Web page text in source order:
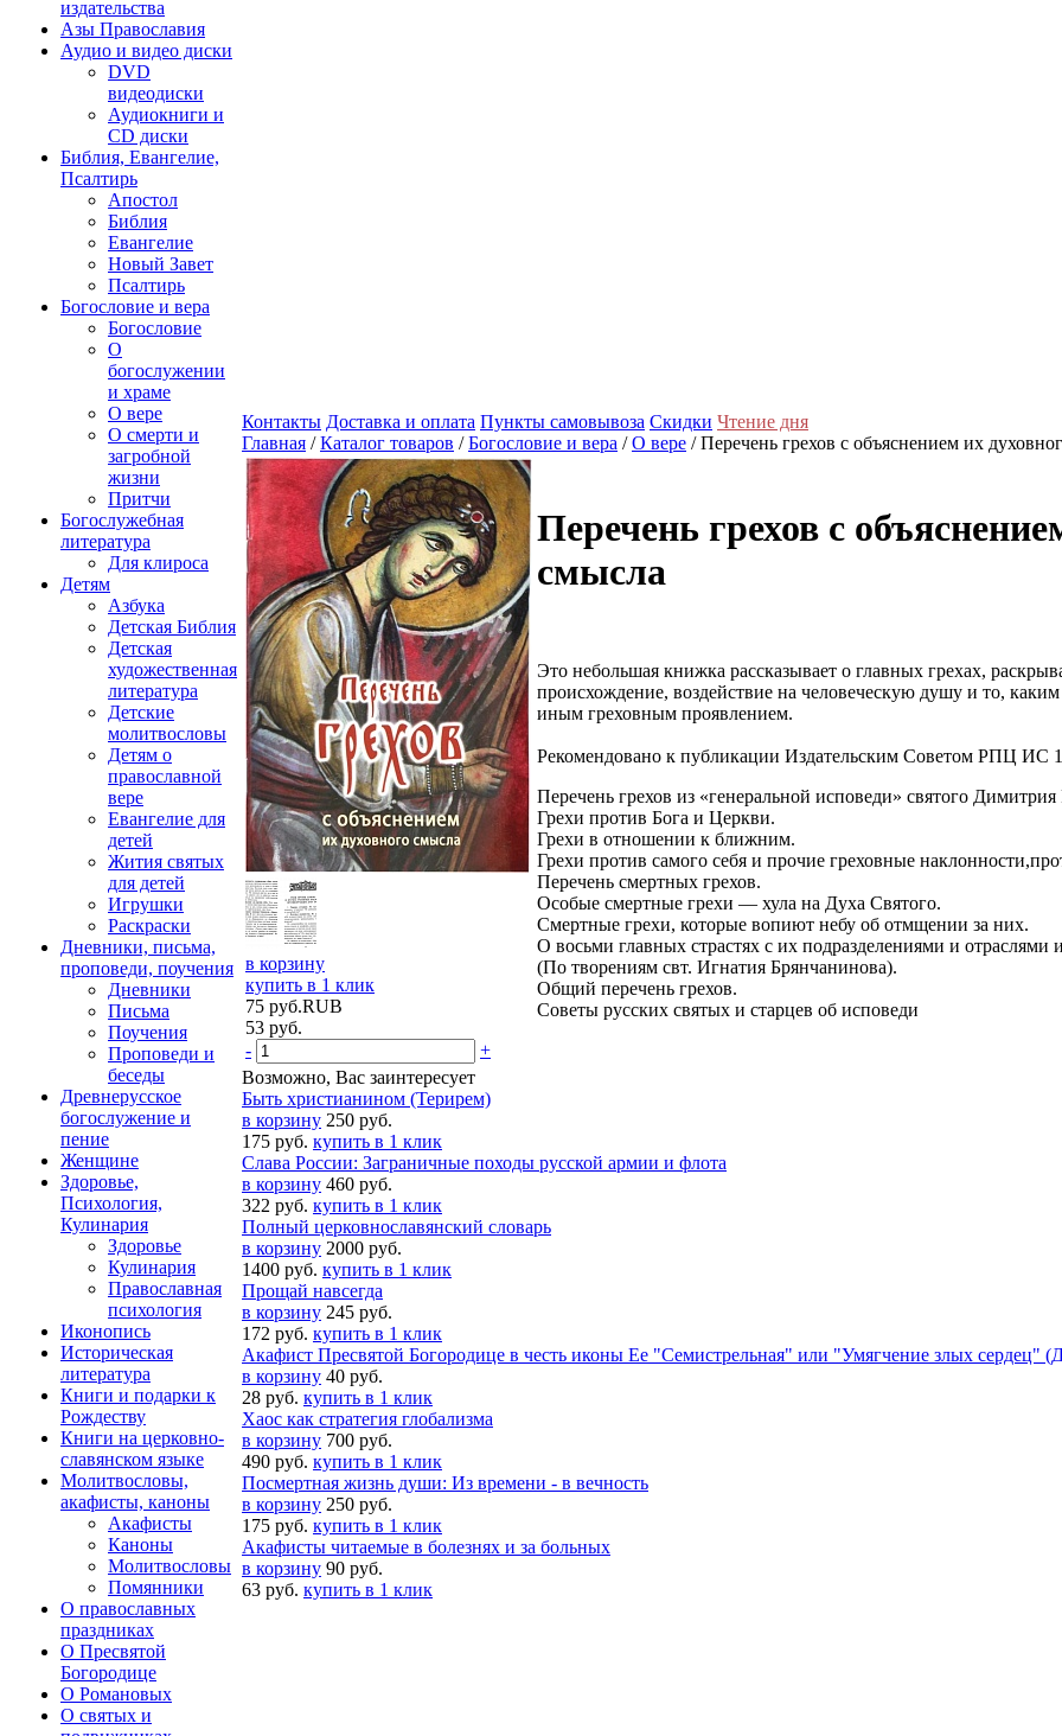
издательства
Азы Православия
Аудио и видео диски
DVD
видеодиски
Аудиокниги и
CD диски
Библия, Евангелие,
Псалтирь
Апостол
Библия
Евангелие
Новый Завет
Псалтирь
Богословие и вера
Богословие
О
богослужении
и храме
О вере
О смерти и
загробной
жизни
Притчи
Богослужебная
литература
Для клироса
Детям
Азбука
Детская Библия
Детская
художественная
литература
Детские
молитвословы
Детям о
православной
вере
Евангелие для
детей
Жития святых
для детей
Игрушки
Раскраски
Дневники, письма,
проповеди, поучения
Дневники
Письма
Поучения
Проповеди и
беседы
Древнерусское
богослужение и
пение
Женщине
Здоровье,
Психология,
Кулинария
Здоровье
Кулинария
Православная
психология
Иконопись
Историческая
литература
Книги и подарки к
Рождеству
Книги на церковно-
славянском языке
Молитвословы,
акафисты, каноны
Акафисты
Каноны
Молитвословы
Помянники
О православных
праздниках
О Пресвятой
Богородице
О Романовых
О святых и
Контакты Доставка и оплата Пункты самовывоза Скидки Чтение дня
Главная /Каталог товаров /Богословие и вера /О вере / Перечень грехов с объяснением их
в корзину
купить в 1 клик
75 руб.RUB
53 руб.
-
+
Перечень грехов с
смысла
Это небольшая книжка рассказывает о главных грехах,
происхождение, воздействие на человеческую душу и то,
иным греховным проявлением.
Рекомендовано к публикации Издательским Советом РПЦ ИС
Перечень грехов из «генеральной исповеди» святого Димитрия
Грехи против Бога и Церкви.
Грехи в отношении к ближним.
Грехи против самого себя и прочие греховные
Перечень смертных грехов.
Особые смертные грехи — хула на Духа Святого.
Смертные грехи, которые вопиют небу об отмщении за них.
О восьми главных страстях с их подразделениями и отраслями
(По творениям свт. Игнатия Брянчанинова).
Общий перечень грехов.
Советы русских святых и старцев об исповеди
Возможно, Вас заинтересует
Быть христианином (Терирем)
в корзину 250 руб.
175 руб. купить в 1 клик
Слава России: Заграничные походы русской армии и флота
в корзину 460 руб.
322 руб. купить в 1 клик
Полный церковнославянский словарь
в корзину 2000 руб.
1400 руб. купить в 1 клик
Прощай навсегда
в корзину 245 руб.
172 руб. купить в 1 клик
Акафист Пресвятой Богородице в честь иконы Ее "Семистрельная" или "Умягчение злых сердец"
в корзину 40 руб.
28 руб. купить в 1 клик
Хаос как стратегия глобализма
в корзину 700 руб.
490 руб. купить в 1 клик
Посмертная жизнь души: Из времени - в вечность
в корзину 250 руб.
175 руб. купить в 1 клик
Акафисты читаемые в болезнях и за больных
в корзину 90 руб.
63 руб. купить в 1 клик